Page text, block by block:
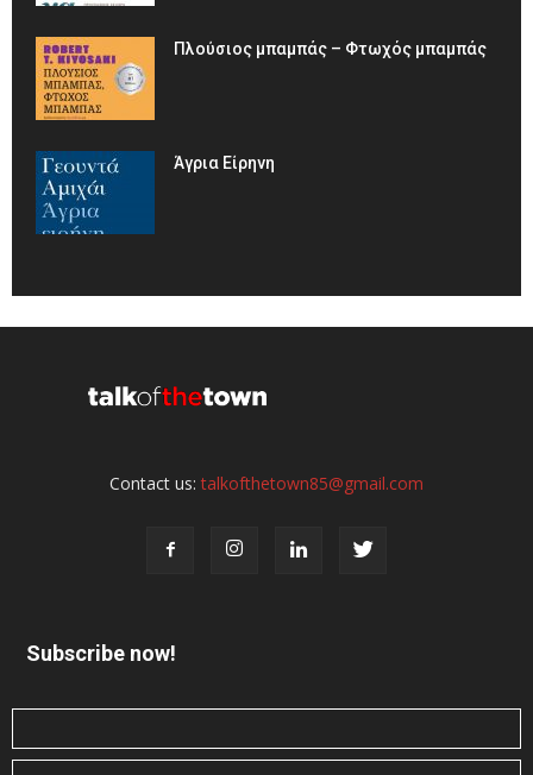
Πλούσιος μπαμπάς – Φτωχός μπαμπάς
Άγρια Είρηνη
Contact us:talkofthetown85@gmail.com
Subscribe now!